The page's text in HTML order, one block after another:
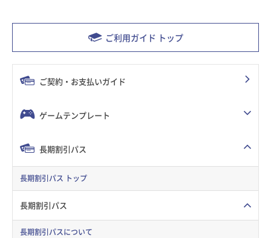
ご利用ガイド トップ
ご契約・お支払いガイド
ゲームテンプレート
長期割引パス
長期割引パス トップ
長期割引パス
長期割引パスについて